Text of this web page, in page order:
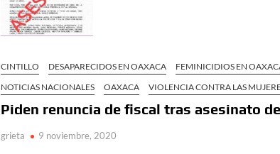
CINTILLO DESAPARECIDOS EN OAXACA FEMINICIDIOS EN
NOTICIAS NACIONALES
OAXACA VIOLENCIA CONTRA LAS
Piden renuncia de fiscal tras asesinato
grieta 9 noviembre, 2020